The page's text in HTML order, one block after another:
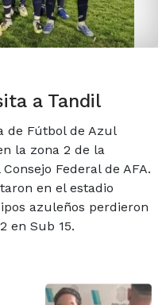
a Tandil
de Fútbol de Azul
la zona 2 de la
Federal de AFA.
en el estadio
azuleños perdieron
en Sub 15.